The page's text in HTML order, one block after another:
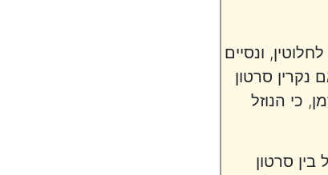
ונסיים
סרטון
כי הנוזל
סרטון